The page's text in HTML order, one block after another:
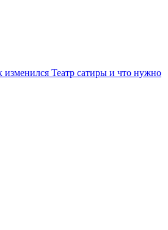
Театр сатиры и что нужно